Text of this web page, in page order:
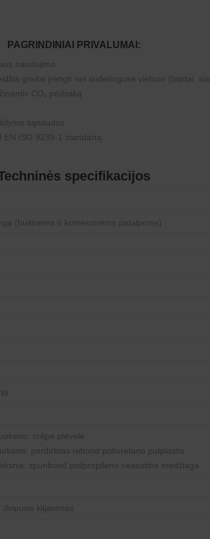
PAGRINDINIAI PRIVALUMAI:
naudojimo
greitai įrengti net sudėtingose vietose (laiptai,
CO₂ pėdsaką
sąnaudas
ISO 9239-1 standartą
specifikacijos
(buitinėms ir komercinėms patalpoms)
crêpe plėvelė
perdirbtas rebond poliuretano putplastis
spunbond polipropileno neaustinė medžiaga
dvipusis klijavimas